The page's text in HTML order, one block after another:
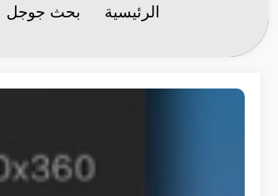
الرئيسية بحث جوجل